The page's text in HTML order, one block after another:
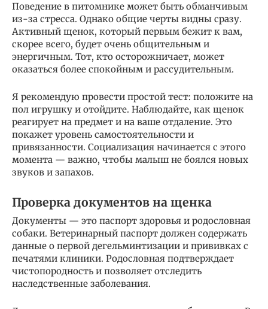
Поведение в питомнике может быть обманчивым
из-за стресса. Однако общие черты видны сразу.
Активный щенок, который первым бежит к вам,
скорее всего, будет очень общительным и
энергичным. Тот, кто осторожничает, может
оказаться более спокойным и рассудительным.
Я рекомендую провести простой тест: положите на
пол игрушку и отойдите. Наблюдайте, как щенок
реагирует на предмет и на ваше отдаление. Это
покажет уровень самостоятельности и
привязанности. Социализация начинается с этого
момента — важно, чтобы малыш не боялся новых
звуков и запахов.
Проверка документов на щенка
Документы — это паспорт здоровья и родословная
собаки. Ветеринарный паспорт должен содержать
данные о первой дегельминтизации и прививках с
печатями клиники. Родословная подтверждает
чистопородность и позволяет отследить
наследственные заболевания.